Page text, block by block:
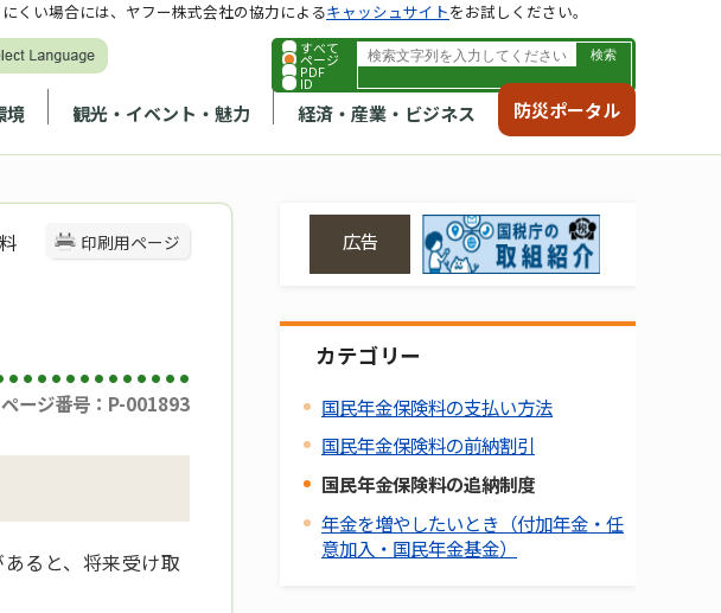
すべて
ページ
PDF
ID
境 観光・イベント・魅力 経済・産業・ビジネス 防災ポータル
くい場合には、ヤフー株式会社の協力によるキャッシュサイトをお試しください。
印刷用ページ
ページ番号：P-001893
ると、将来受け取
広告
カテゴリー
国民年金保険料の支払い方法
国民年金保険料の前納割引
国民年金保険料の追納制度
年金を増やしたいとき（付加年金・任
意加入・国民年金基金）